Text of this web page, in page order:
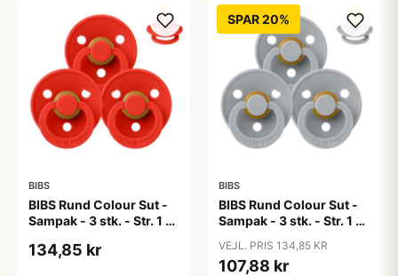
BIBS
BIBS Rund Colour Sut -
Sampak - 3 stk. - Str. 1 -
134,85 kr
SPAR 20%
BIBS
BIBS Rund Colour Sut -
Sampak - 3 stk. - Str. 1 -
VEJL. PRIS 134,85 KR
107,88 kr